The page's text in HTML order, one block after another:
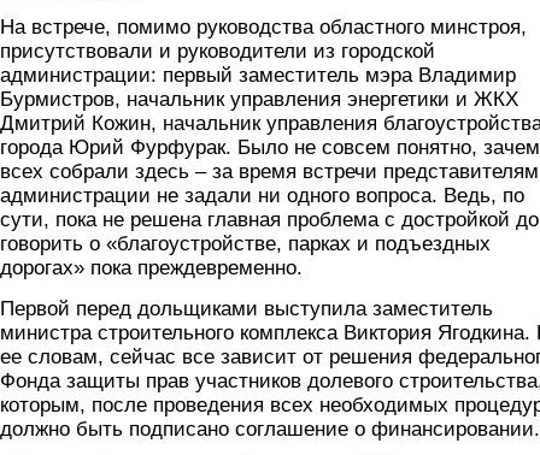
На встрече, помимо руководства областного минстроя,
присутствовали и руководители из городской
администрации: первый заместитель мэра Владимир
Бурмистров, начальник управления энергетики и ЖКХ
Дмитрий Кожин, начальник управления
города Юрий Фурфурак. Было не совсем понятно,
всех собрали здесь – за время встречи представителям
администрации не задали ни одного вопроса. Ведь, по
сути, пока не решена главная проблема с достройкой
говорить о «благоустройстве, парках и подъездных
дорогах» пока преждевременно.
Первой перед дольщиками выступила заместитель
министра строительного комплекса Виктория Ягодкина.
ее словам, сейчас все зависит от решения
Фонда защиты прав участников долевого
которым, после проведения всех необходимых
должно быть подписано соглашение о финансировании.